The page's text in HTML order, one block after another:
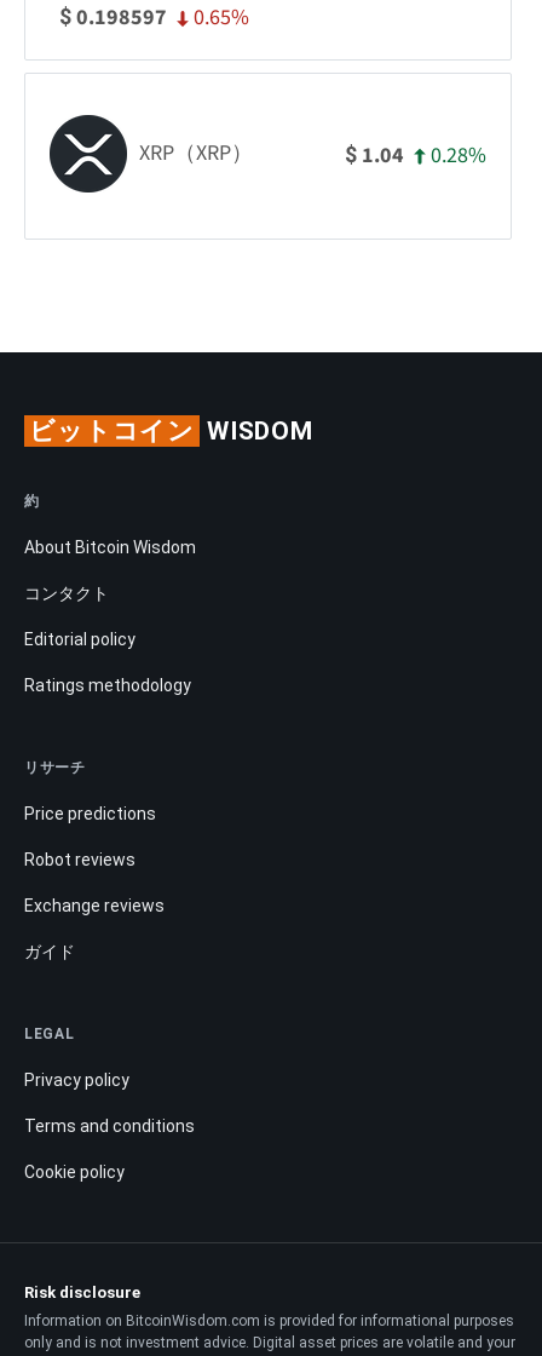
$0.198597 0.65%
XRP（XRP） $ 1.04 0.28%
ビットコイン WISDOM
約
About Bitcoin Wisdom
コンタクト
Editorial policy
Ratings methodology
リサーチ
Price predictions
Robot reviews
Exchange reviews
ガイド
LEGAL
Privacy policy
Terms and conditions
Cookie policy
Risk disclosure
Information on BitcoinWisdom.com is provided for informational purposes
only and is not investment advice. Digital asset prices are volatile and your